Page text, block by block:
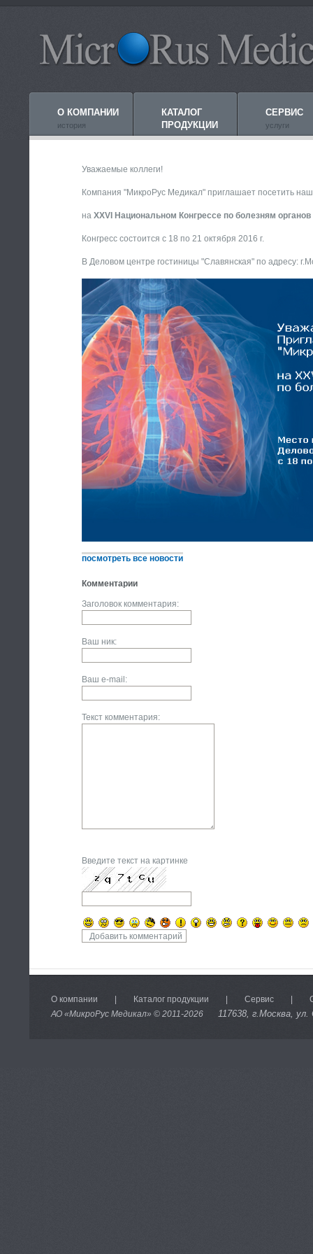
О КОМПАНИИ
история
КАТАЛОГ
ПРОДУКЦИИ
СЕРВИС
услуги
Уважаемые коллеги!
Компания "МикроРус Медикал" приглашает посетить
на XXVI Национальном Конгрессе по болезням
Конгресс состоится с 18 по 21 октября 2016 г.
В Деловом центре гостиницы "Славянская" по адресу:
посмотреть все новости
Комментарии
Заголовок комментария:
Ваш ник:
Ваш e-mail:
Текст комментария:
Введите текст на картинке
О компании Каталог продукции Сервис
АО «МикроРус Медикал» © 2011-2026 117638, г.Москва, ул.